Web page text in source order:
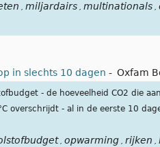
miljardairs multinationals
in slechts 10 dagen - Oxfam
- de hoeveelheid CO2 die
overschrijdt - al in de eerste 10
opwarming rijken